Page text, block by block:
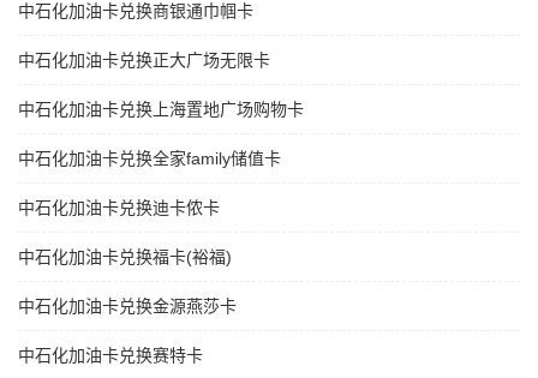
中石化加油卡兑换商银通巾帼卡
中石化加油卡兑换正大广场无限卡
中石化加油卡兑换上海置地广场购物卡
中石化加油卡兑换全家family储值卡
中石化加油卡兑换迪卡侬卡
中石化加油卡兑换福卡(裕福)
中石化加油卡兑换金源燕莎卡
中石化加油卡兑换赛特卡